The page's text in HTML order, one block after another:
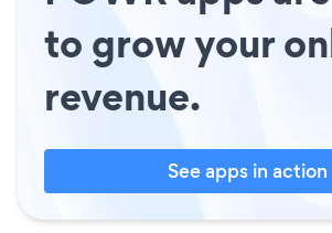
to grow your
revenue.
See apps in action